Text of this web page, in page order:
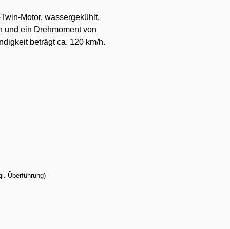
Motor, wassergekühlt.
und ein Drehmoment von
beträgt ca. 120 km/h.
Überführung)